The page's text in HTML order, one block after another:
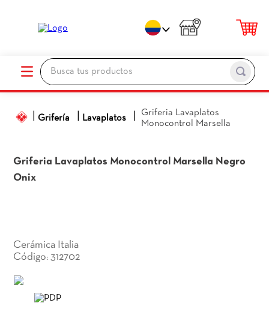
Busca tus productos
Grifería Lavaplatos
Griferia Lavaplatos
Monocontrol Marsella
Griferia Lavaplatos Monocontrol Marsella Negro
Onix
Cerámica Italia
:312702
1.
porcelanato
3.
baños
7.
sanitario